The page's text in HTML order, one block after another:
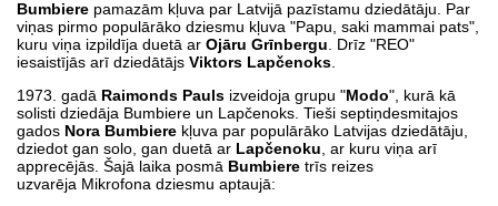
Bumbiere pamazām kļuva par Latvijā pazīstamu dziedātāju. Par
viņas pirmo populārāko dziesmu kļuva "Papu, saki mammai pats",
kuru viņa izpildīja duetā ar Ojāru Grīnbergu . Drīz "REO"
iesaistījās arī dziedātājs Viktors Lapčenoks
1973. gadā Raimonds Pauls izveidoja grupu "Modo", kurā kā
solisti dziedāja Bumbiere un Lapčenoks. Tieši septiņdesmitajos
gados Nora Bumbiere kļuva par populārāko Latvijas dziedātāju,
dziedot gan solo, gan duetā ar Lapčenoku , ar kuru viņa arī
apprecējās. Šajā laika posmā Bumbiere trīs reizes
uzvarēja Mikrofona dziesmu aptaujā: